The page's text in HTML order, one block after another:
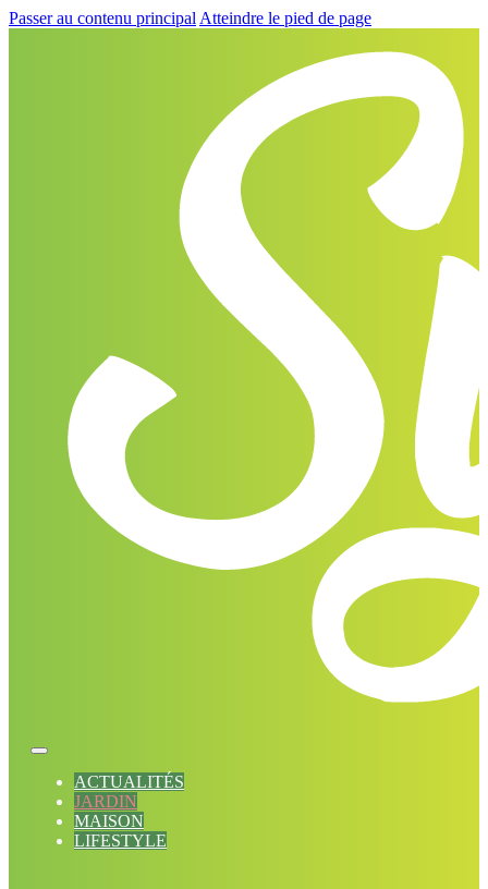
Passer au contenu principal Atteindre le pied de page
ACTUALITÉS
JARDIN
MAISON
LIFESTYLE